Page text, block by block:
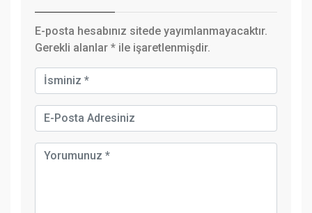
E-posta hesabınız sitede yayımlanmayacaktır.
Gerekli alanlar * ile işaretlenmişdir.